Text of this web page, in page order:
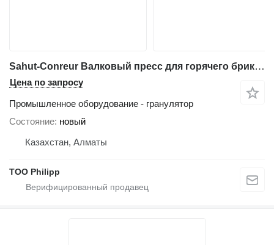
Sahut-Conreur Валковый пресс для горячего брикетирования железа
Цена по запросу
Промышленное оборудование - гранулятор
Состояние новый
Казахстан, Алматы
ТОО Philipp